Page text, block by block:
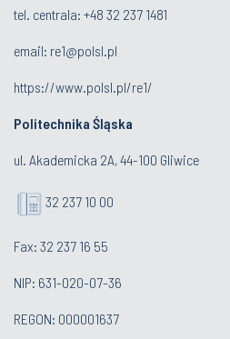
tel. centrala: +48 32 237 1481
email: re1@polsl.pl
https://www.polsl.pl/re1/
Politechnika Śląska
ul. Akademicka 2A, 44-100 Gliwice
32 237 10 00
Fax: 32 237 16 55
NIP: 631-020-07-36
REGON: 000001637